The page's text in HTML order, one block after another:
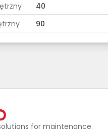
40
90
for maintenance.